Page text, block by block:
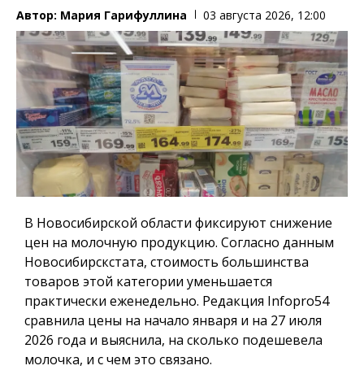
Автор: Мария Гарифуллина 03 августа 2026, 12:00
В Новосибирской области фиксируют снижение
цен на молочную продукцию. Согласно данным
Новосибирскстата, стоимость большинства
товаров этой категории уменьшается
практически еженедельно. Редакция Infopro54
сравнила цены на начало января и на 27 июля
2026 года и выяснила, на сколько подешевела
молочка, и с чем это связано.